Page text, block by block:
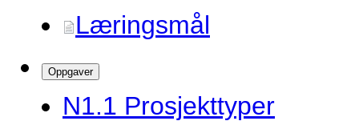
Læringsmål
Oppgaver
N1.1 Prosjekttyper